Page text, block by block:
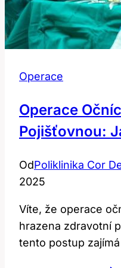
Operace
Operace
Pojišťovnou:
OdPoliklinika Cor
2025
Víte, že operace
hrazena zdravotní
tento postup